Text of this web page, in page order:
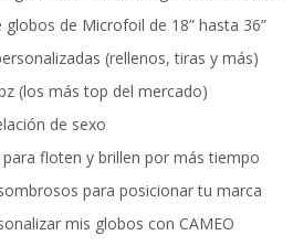
de Microfoil de 18” hasta 36”
(rellenos, tiras y más)
(los más top del mercado)
de sexo
floten y brillen por más tiempo
para posicionar tu marca
mis globos con CAMEO